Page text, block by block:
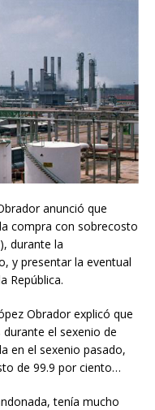
anunció que
compra con sobrecosto
durante la
y presentar la eventual
República.
Obrador explicó que
el sexenio de
en el sexenio pasado,
de 99.9 por ciento…
tenía mucho